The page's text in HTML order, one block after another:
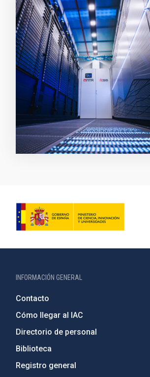
INFORMACIÓN GENERAL
Contacto
Cómo llegar al IAC
Directorio de personal
Biblioteca
Registro general